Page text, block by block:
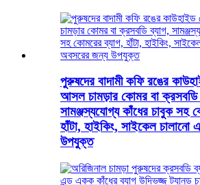
পুরুষদের বাদামী কফি রঙের
আসল চামড়ার কোমর বা ক্রসবডি
সামঞ্জস্যযোগ্য কাঁধের চাবুক সহ
হাঁটা, হাইকিং, সাইকেল
উপযুক্ত